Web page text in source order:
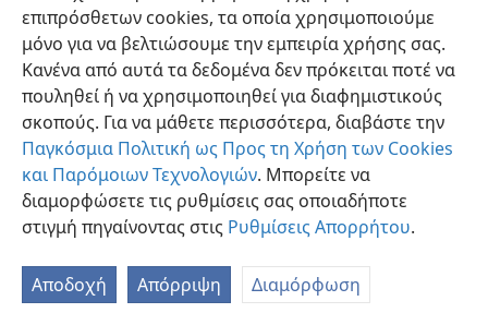
επιπρόσθετων cookies, τα οποία χρησιμοποιούμε
μόνο για να βελτιώσουμε την εμπειρία χρήσης σας.
Κανένα από αυτά τα δεδομένα δεν πρόκειται ποτέ να
πουληθεί ή να χρησιμοποιηθεί για διαφημιστικούς
σκοπούς. Για να μάθετε περισσότερα, διαβάστε την
Παγκόσμια Πολιτική ως Προς τη Χρήση των Cookies
και Παρόμοιων Τεχνολογιών. Μπορείτε να
διαμορφώσετε τις ρυθμίσεις σας οποιαδήποτε
στιγμή πηγαίνοντας στις Ρυθμίσεις Απορρήτου.
Αποδοχή Απόρριψη Διαμόρφωση
Copyright© 2026 Watch Tower Bible and Tract Society of Pennsylvania
Πολιτική Απορρήτου
Ρυθμίσεις Απορρήτου
JW.ORG
Σύνδεση